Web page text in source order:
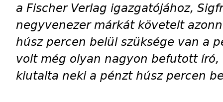
a Fischer Verlag igazgatójához,
negyvenezer márkát követelt
húsz percen belül szüksége van a
volt még olyan nagyon befutott író,
kiutalta neki a pénzt húsz percen